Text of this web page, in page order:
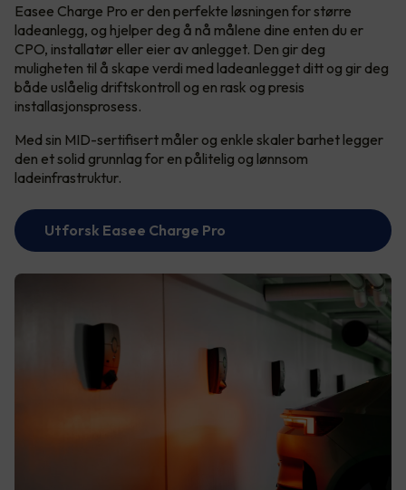
Easee Charge Pro er den perfekte løsningen for større
ladeanlegg, og hjelper deg å nå målene dine enten du er
CPO, installatør eller eier av anlegget. Den gir deg
muligheten til å skape verdi med ladeanlegget ditt og gir deg
både uslåelig driftskontroll og en rask og presis
installasjonsprosess.
Med sin MID-sertifisert måler og enkle skaler barhet legger
den et solid grunnlag for en pålitelig og lønnsom
ladeinfrastruktur.
Utforsk Easee Charge Pro